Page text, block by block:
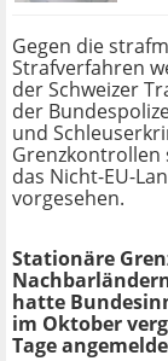
Gegen die
Strafverfahren
der Schweizer
der
und
Grenzkontrollen
das Nicht-EU-
vorgesehen.
Stationäre
hatte
im Oktober
Tage